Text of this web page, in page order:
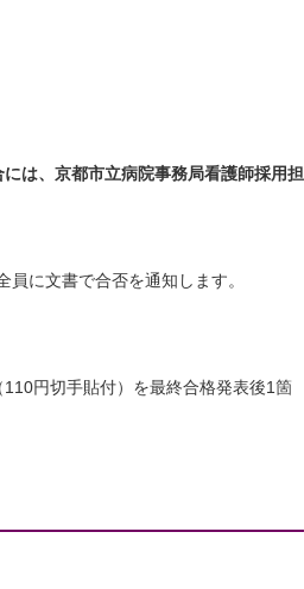
は、京都市立病院事務局看護師採用担
に文書で合否を通知します。
円切手貼付）を最終合格発表後1箇